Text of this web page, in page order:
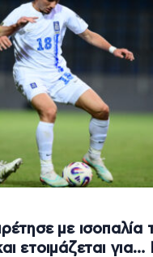
με ισοπαλία
ετοιμάζεται